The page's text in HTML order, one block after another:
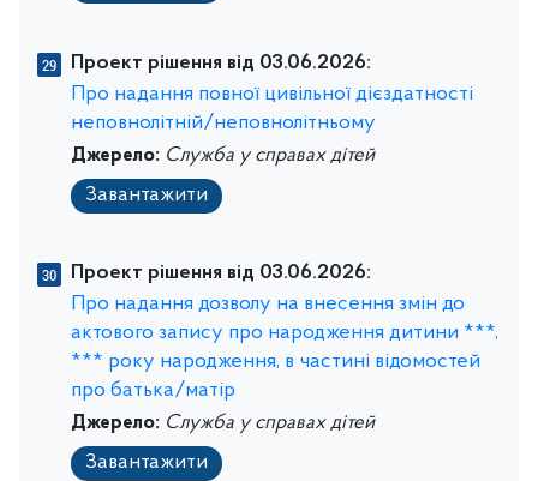
Проект рішення від 03.06.2026:
Про надання повної цивільної дієздатності
неповнолітній/неповнолітньому
Джерело: Служба у справах дітей
Завантажити
Проект рішення від 03.06.2026:
Про надання дозволу на внесення змін до
актового запису про народження дитини ***,
*** року народження, в частині відомостей
про батька/матір
Джерело: Служба у справах дітей
Завантажити